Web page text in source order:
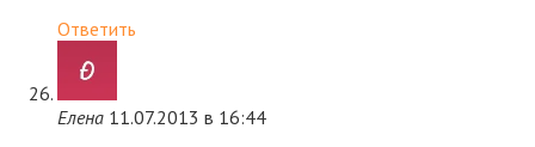
Ответить
Елена 11.07.2013 в 16:44